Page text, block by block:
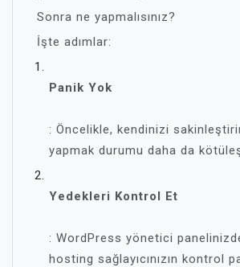
Sonra ne yapmalısınız?
İşte adımlar:
Panik Yok
: Öncelikle, kendinizi
yapmak durumu daha da
Yedekleri Kontrol Et
: WordPress yönetici
hosting sağlayıcınızın kontrol